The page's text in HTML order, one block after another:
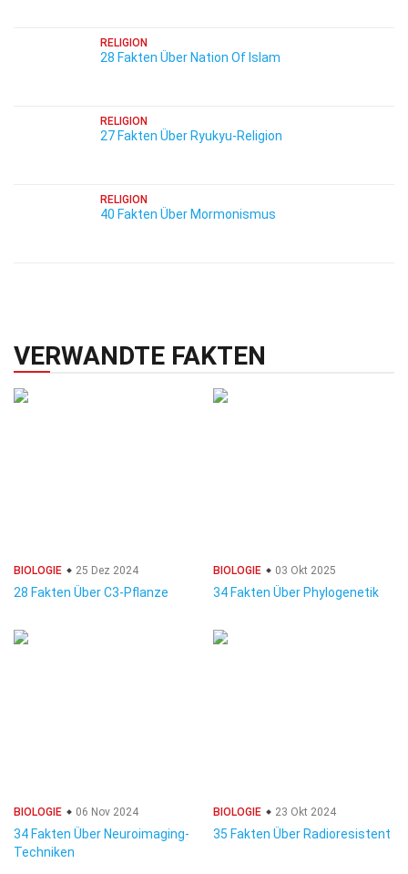
RELIGION
28 Fakten Über Nation Of Islam
RELIGION
27 Fakten Über Ryukyu-Religion
RELIGION
40 Fakten Über Mormonismus
VERWANDTE FAKTEN
BIOLOGIE 25 Dez 2024
28 Fakten Über C3-Pflanze
BIOLOGIE 03 Okt 2025
34 Fakten Über Phylogenetik
BIOLOGIE 06 Nov 2024
34 Fakten Über Neuroimaging-
Techniken
BIOLOGIE 23 Okt 2024
35 Fakten Über Radioresistent